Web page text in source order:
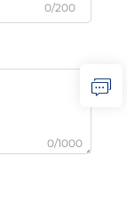
0/200
0/1000